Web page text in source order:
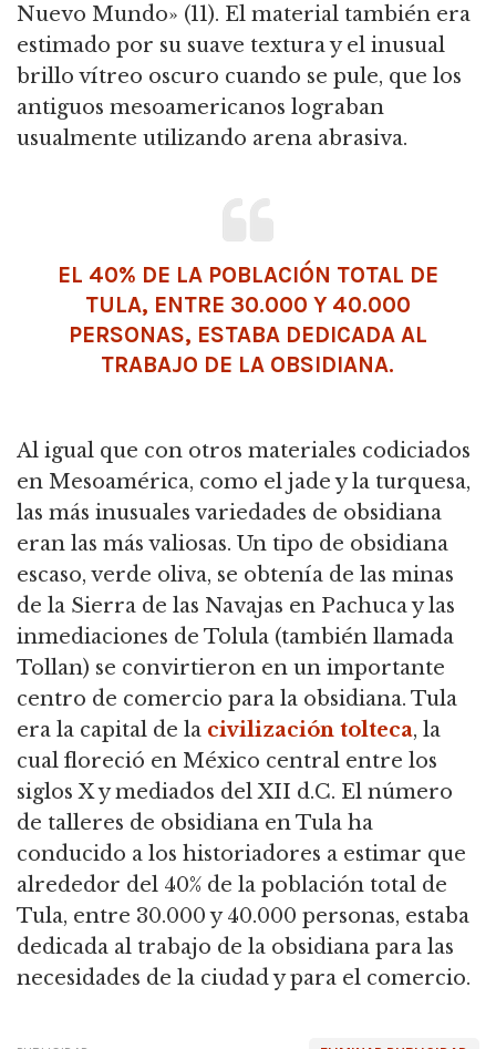
Nuevo Mundo» (11). El material también era
estimado por su suave textura y el inusual
brillo vítreo oscuro cuando se pule, que los
antiguos mesoamericanos lograban
usualmente utilizando arena abrasiva.
EL 40% DE LA POBLACIÓN TOTAL DE
TULA, ENTRE 30.000 Y 40.000
PERSONAS, ESTABA DEDICADA AL
TRABAJO DE LA OBSIDIANA.
Al igual que con otros materiales codiciados
en Mesoamérica, como el jade y la turquesa,
las más inusuales variedades de obsidiana
eran las más valiosas. Un tipo de obsidiana
escaso, verde oliva, se obtenía de las minas
de la Sierra de las Navajas en Pachuca y las
inmediaciones de Tolula (también llamada
Tollan) se convirtieron en un importante
centro de comercio para la obsidiana. Tula
era la capital de la civilización tolteca, la
cual floreció en México central entre los
siglos X y mediados del XII d.C. El número
de talleres de obsidiana en Tula ha
conducido a los historiadores a estimar que
alrededor del 40% de la población total de
Tula, entre 30.000 y 40.000 personas, estaba
dedicada al trabajo de la obsidiana para las
necesidades de la ciudad y para el comercio.